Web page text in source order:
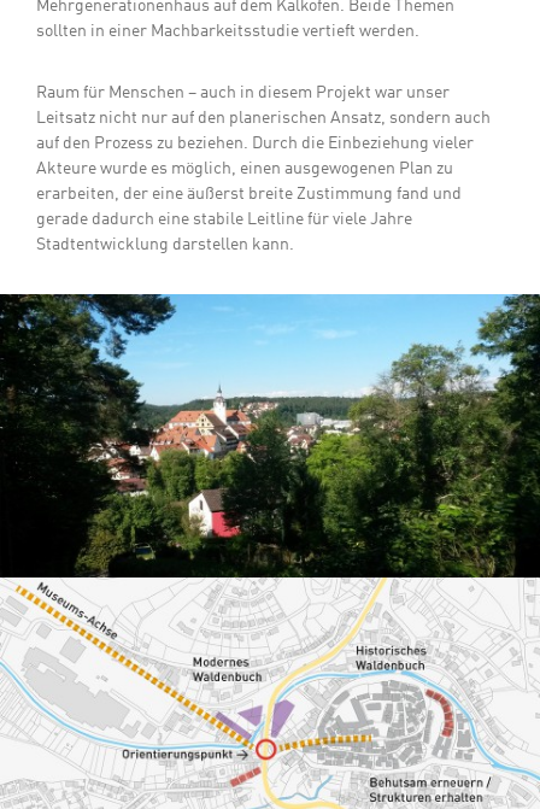
Mehrgenerationenhaus auf dem Kalkofen. Beide Themen
sollten in einer Machbarkeitsstudie vertieft werden.
Raum für Menschen – auch in diesem Projekt war unser
Leitsatz nicht nur auf den planerischen Ansatz, sondern auch
auf den Prozess zu beziehen. Durch die Einbeziehung vieler
Akteure wurde es möglich, einen ausgewogenen Plan zu
erarbeiten, der eine äußerst breite Zustimmung fand und
gerade dadurch eine stabile Leitline für viele Jahre
Stadtentwicklung darstellen kann.